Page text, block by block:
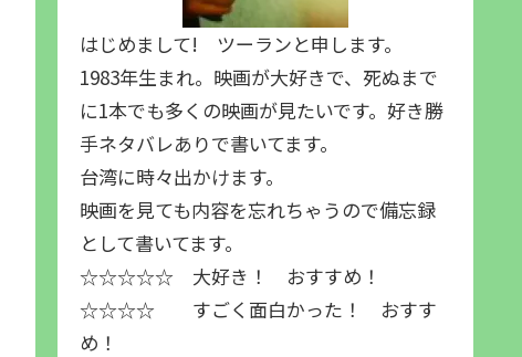
はじめまして! ツーランと申します。
1983年生まれ。映画が大好きで、死ぬまで
に1本でも多くの映画が見たいです。好き勝
手ネタバレありで書いてます。
台湾に時々出かけます。
映画を見ても内容を忘れちゃうので備忘録
として書いてます。
☆☆☆☆☆ 大好き！ おすすめ！
☆☆☆☆ すごく面白かった！ おすす
め！